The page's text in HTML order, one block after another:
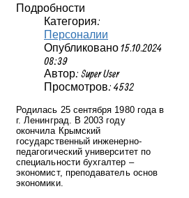
Подробности
Категория:
Персоналии
Опубликовано 15.10.2024
08:39
Автор: Super User
Просмотров: 4532
Родилась 25 сентября 1980 года в
г. Ленинград.
В 2003 году
окончила Крымский
государственный инженерно-
педагогический университет по
специальности бухгалтер –
экономист, преподаватель основ
экономики.